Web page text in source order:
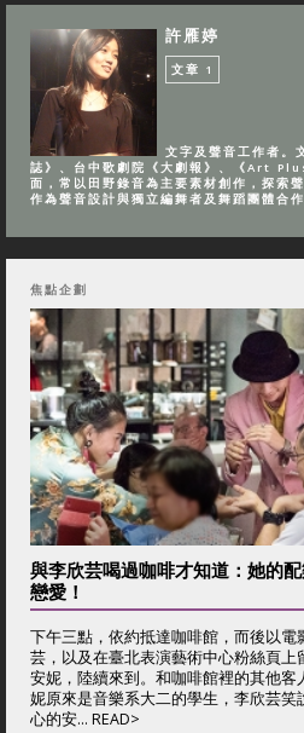
許雁婷
文章 1
文字及聲音工作者。
誌》、台中歌劇院《大劇報》、《Art
面，常以田野錄音為主要素材創作，探索
作為聲音設計與獨立編舞者及舞蹈團體合作
焦點企劃
與李欣芸喝過咖啡才知道：她的
戀愛！
下午三點，依約抵達咖啡館，而後以
芸，以及在臺北表演藝術中心粉絲頁
安妮，陸續來到。和咖啡館裡的其他
妮原來是音樂系大二的學生，李欣芸
心的安... READ>